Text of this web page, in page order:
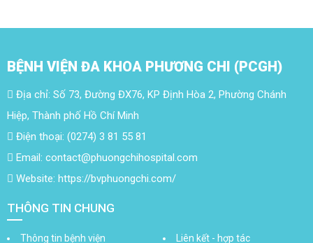
BỆNH VIỆN ĐA KHOA PHƯƠNG CHI (PCGH)
Địa chỉ: Số 73, Đường ĐX76, KP Định Hòa 2, Phường Chánh
Hiệp, Thành phố Hồ Chí Minh
Điện thoại: (0274) 3 81 55 81
Email: contact@phuongchihospital.com
Website: https://bvphuongchi.com/
THÔNG TIN CHUNG
Thông tin bệnh viện Liên kết - hợp tác